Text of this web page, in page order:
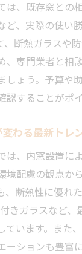
は、既存窓との
ど、実際の使い
、断熱ガラスや
、専門業者と相
しょう。予算や
することがポイ
わる最新トレ
は、内窓設置に
境配慮の観点か
断熱性に優れ
きガラスなど、
ています。また
ーションも豊富